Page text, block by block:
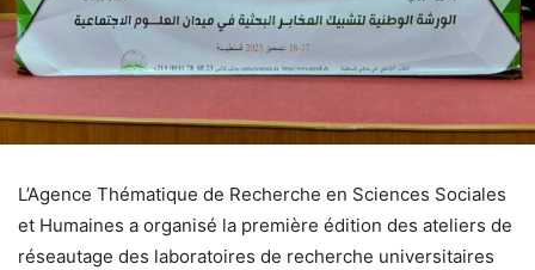
L’Agence Thématique de Recherche en Sciences Sociales
et Humaines a organisé la première édition des ateliers de
réseautage des laboratoires de recherche universitaires